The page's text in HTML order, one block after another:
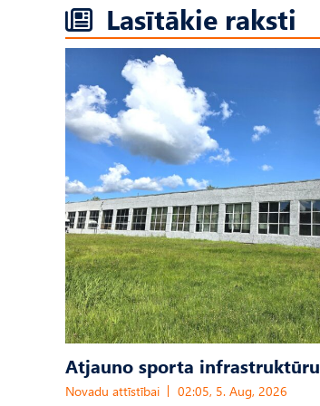
Lasītākie raksti
Atjauno sporta infrastruktūru
Novadu attīstībai 02:05, 5. Aug, 2026